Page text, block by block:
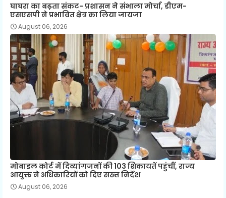
घाघरा का बढ़ता संकट- प्रशासन ने संभाला मोर्चा, डीएम-
एसएसपी ने प्रभावित क्षेत्र का लिया जायजा
August 06, 2026
मोबाइल कोर्ट में दिव्यांगजनों की 103 शिकायतें पहुंचीं, राज्य
आयुक्त ने अधिकारियों को दिए सख्त निर्देश
August 06, 2026